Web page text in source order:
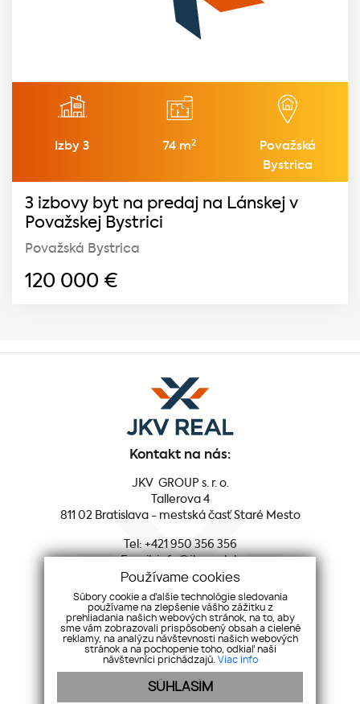
Izby 3 74 m2
Považská
Bystrica
3 izbovy byt na predaj na Lánskej v
Považskej Bystrici
Považská Bystrica
120 000 €
Kontakt na nás:
JKV GROUP s. r. o.
Tallerova 4
811 02 Bratislava - mestská časť Staré Mesto
Tel:+421 950 356 356
Sociálne siete:
Facebook
Youtube
Instagram
LinkedIn
Používame cookies
Súbory cookie a ďalšie technológie sledovania
používame na zlepšenie vášho zážitku z
prehliadania našich webových stránok, na to, aby
sme vám zobrazovali prispôsobený obsah a cielené
reklamy, na analýzu návštevnosti našich webových
stránok a na pochopenie toho, odkiaľ naši
návštevníci prichádzajú. Viac info
SÚHLASÍM